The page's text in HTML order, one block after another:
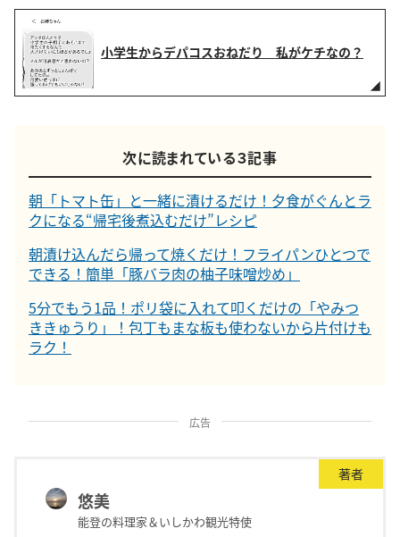
小学生からデパコスおねだり 私がケチなの？
次に読まれている３記事
朝「トマト缶」と一緒に漬けるだけ！夕食がぐんとラ
クになる“帰宅後煮込むだけ”レシピ
朝漬け込んだら帰って焼くだけ！フライパンひとつで
できる！簡単「豚バラ肉の柚子味噌炒め」
5分でもう1品！ポリ袋に入れて叩くだけの「やみつ
ききゅうり」！包丁もまな板も使わないから片付けも
ラク！
広告
著者
悠美
能登の料理家＆いしかわ観光特使